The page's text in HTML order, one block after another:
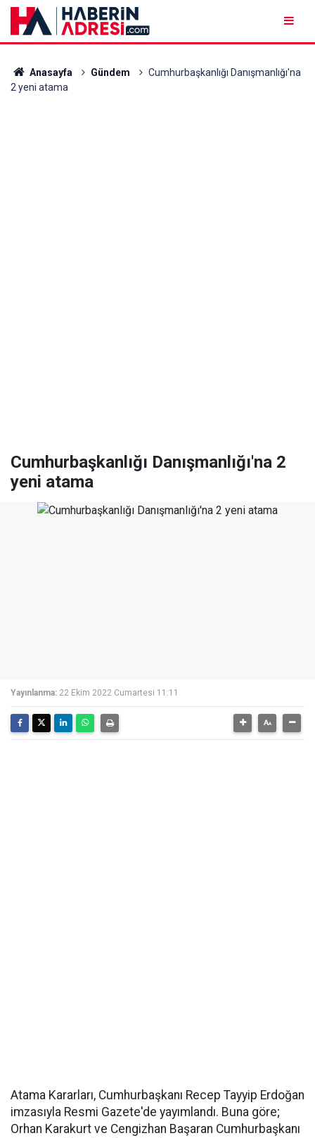
Anasayfa Gündem
Cumhurbaşkanlığı Danışmanlığı'na
2 yeni atama
Cumhurbaşkanlığı Danışmanlığı'na 2
yeni atama
Yayınlanma: 22 Ekim 2022 Cumartesi 11:11
Atama Kararları, Cumhurbaşkanı Recep Tayyip Erdoğan
imzasıyla Resmi Gazete'de yayımlandı. Buna göre;
Orhan Karakurt ve Cengizhan Başaran Cumhurbaşkanı